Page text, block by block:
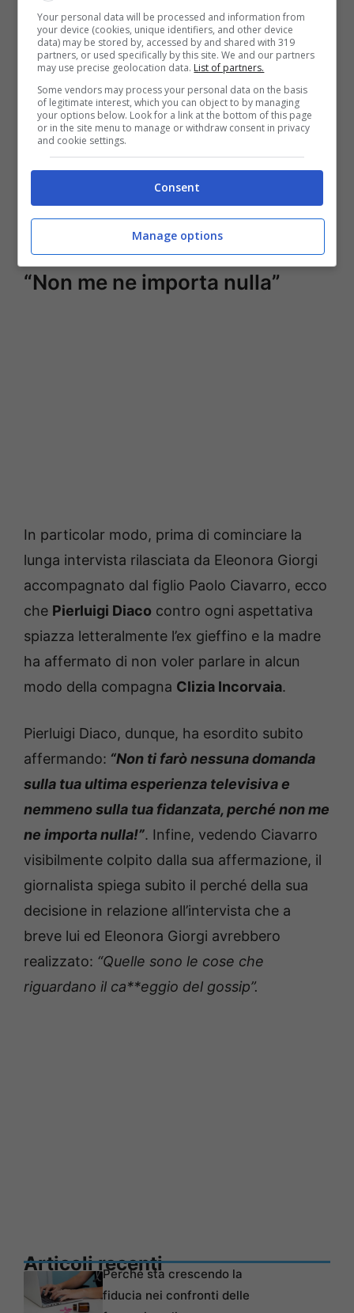
nel programma Io e Te.
“Non me ne importa nulla”
In particolar modo, prima di cominciare la
lunga intervista rilasciata da Eleonora Giorgi
accompagnato dal figlio Paolo Ciavarro, ecco
che Pierluigi Diaco contro ogni aspettativa
spiazza letteralmente l’ex gieffino e la madre
ha affermato di non voler parlare in alcun
modo della compagna Clizia Incorvaia.
Pierluigi Diaco, dunque, ha esordito subito
affermando: “Non ti farò nessuna domanda
sulla tua ultima esperienza televisiva e
nemmeno sulla tua fidanzata, perché non me
ne importa nulla!”. Infine, vedendo Ciavarro
visibilmente colpito dalla sua affermazione, il
giornalista spiega subito il perché della sua
decisione in relazione all’intervista che a
breve lui ed Eleonora Giorgi avrebbero
realizzato: “Quelle sono le cose che
riguardano il ca**eggio del gossip”.
Articoli recentiPerché sta crescendo la
fiducia nei confronti delle
Your personal data will be processed and information from
your device (cookies, unique identifiers, and other device
data) may be stored by, accessed by and shared with 319
partners, or used specifically by this site. We and our partners
may use precise geolocation data. List of partners.
Some vendors may process your personal data on the basis
of legitimate interest, which you can object to by managing
your options below. Look for a link at the bottom of this page
or in the site menu to manage or withdraw consent in privacy
and cookie settings.
Consent
Manage options